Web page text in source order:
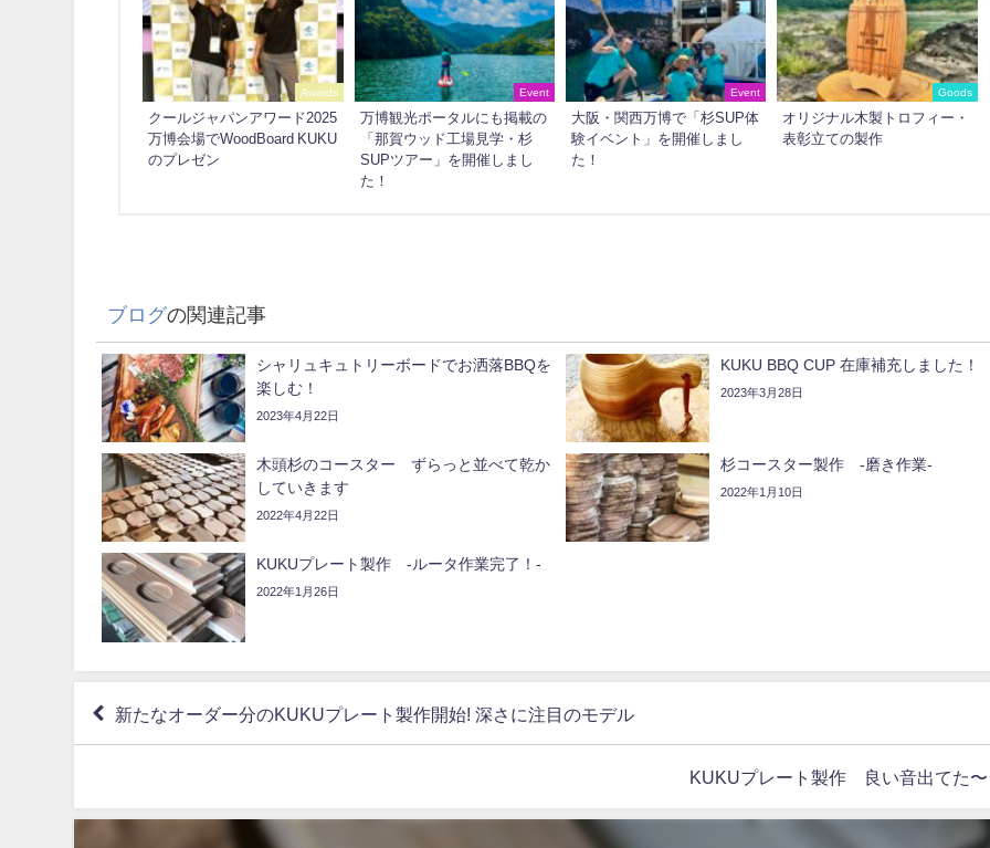
Awards
クールジャパンアワード2025
万博会場でWoodBoard KUKU
のプレゼン
Event
万博観光ポータルにも掲載の
「那賀ウッド工場見学・杉
SUPツアー」を開催しまし
た！
Event
大阪・関西万博で「杉SUP体
験イベント」を開催しまし
た！
Goods
オリジナル木製トロフィー・
表彰立ての製作
ブログの関連記事
シャリュキュトリーボードでお洒落BBQを
楽しむ！
2023年4月22日
KUKU BBQ CUP 在庫補充しました！
2023年3月28日
木頭杉のコースター ずらっと並べて乾か
していきます
2022年4月22日
杉コースター製作 -磨き作業-
2022年1月10日
KUKUプレート製作 -ルータ作業完了！-
2022年1月26日
新たなオーダー分のKUKUプレート製作開始! 深さに注目のモデル
KUKUプレート製作 良い音出てた〜